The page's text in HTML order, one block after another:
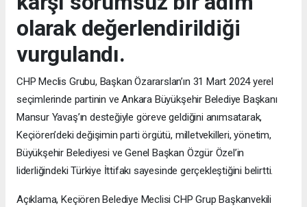
olarak değerlendirildiği
vurgulandı.
CHP Meclis Grubu, Başkan Özararslan’ın 31 Mart 2024 yerel
seçimlerinde partinin ve Ankara Büyükşehir Belediye Başkanı
Mansur Yavaş’ın desteğiyle göreve geldiğini anımsatarak,
Keçiören’deki değişimin parti örgütü, milletvekilleri, yönetim,
Büyükşehir Belediyesi ve Genel Başkan Özgür Özel’in
liderliğindeki Türkiye İttifakı sayesinde gerçekleştiğini belirtti.
Açıklama, Keçiören Belediye Meclisi CHP Grup Başkanvekili